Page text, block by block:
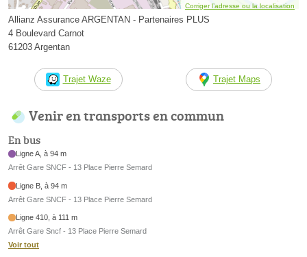
Corriger l’adresse ou la localisation
Allianz Assurance ARGENTAN - Partenaires PLUS
4 Boulevard Carnot
61203 Argentan
Trajet Waze Trajet Maps
Venir en transports en commun
En bus
Ligne A, à 94 m
Arrêt Gare SNCF - 13 Place Pierre Semard
Ligne B, à 94 m
Arrêt Gare SNCF - 13 Place Pierre Semard
Ligne 410, à 111 m
Arrêt Gare Sncf - 13 Place Pierre Semard
Voir tout